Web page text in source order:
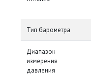
Тип барометра
Диапазон
измерения
давления